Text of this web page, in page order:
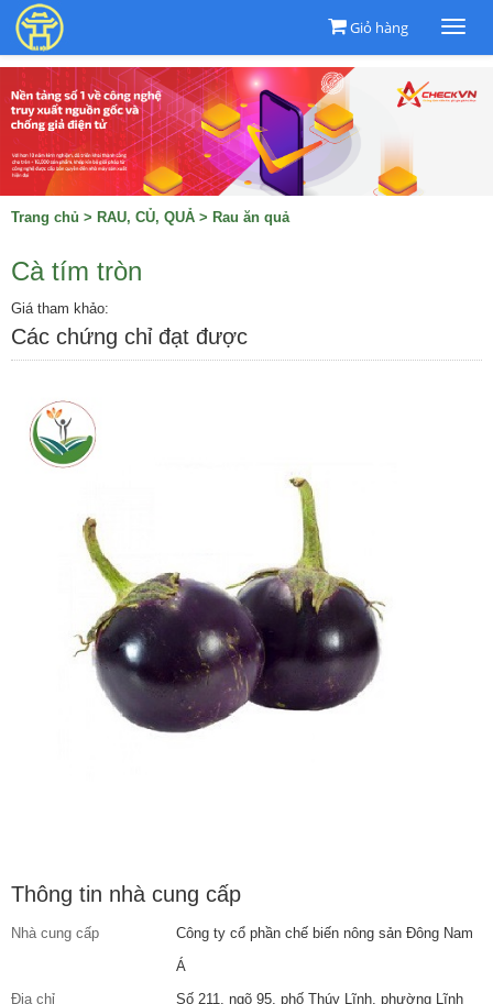
Giỏ hàng
Trang chủ > RAU, CỦ, QUẢ > Rau ăn quả
Cà tím tròn
Giá tham khảo:
Các chứng chỉ đạt được
Thông tin nhà cung cấp
Nhà cung cấp
Công ty cổ phần chế biến nông sản Đông Nam
Á
Địa chỉ
Số 211, ngõ 95, phố Thúy Lĩnh, phường Lĩnh